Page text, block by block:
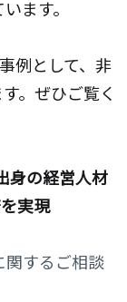
ます。
例として、非
。ぜひご覧く
身の経営人材
実現
関するご相談